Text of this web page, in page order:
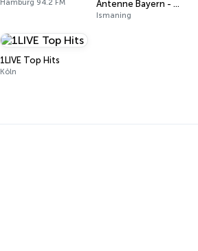
Hamburg 94.2 FM Antenne Bayern - Hitmix
Ismaning
1LIVE Top Hits
Köln